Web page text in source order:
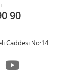
90
Caddesi No:14